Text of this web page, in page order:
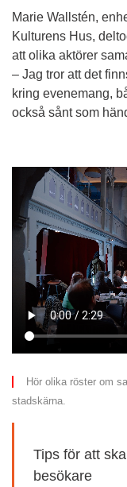
Marie Wallstén,
Kulturens Hus,
att olika aktörer
– Jag tror att det
kring evenemang,
också sånt som
Hör olika röster om
stadskärna.
Tips för att
besökare